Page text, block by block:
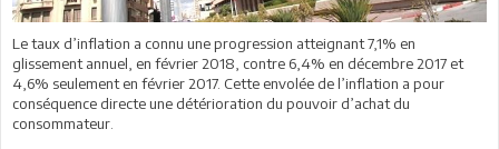
Le taux d’inflation a connu une progression atteignant 7,1% en
glissement annuel, en février 2018, contre 6,4% en décembre 2017 et
4,6% seulement en février 2017. Cette envolée de l’inflation a pour
conséquence directe une détérioration du pouvoir d’achat du
consommateur.